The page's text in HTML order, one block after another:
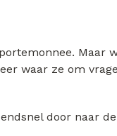
Maar
waar ze om
door naar